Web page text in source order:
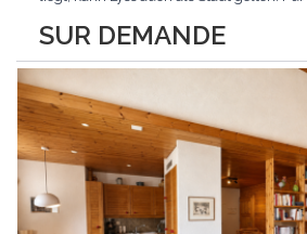
SUR DEMANDE
erhalten. Das sich rasch entwickelnde
heute viel vom seeländisch-dörflichen...